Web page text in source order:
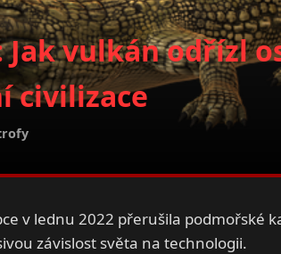
vulkán odřízl
civilizace
v lednu 2022 přerušila podmořské
závislost světa na technologii.